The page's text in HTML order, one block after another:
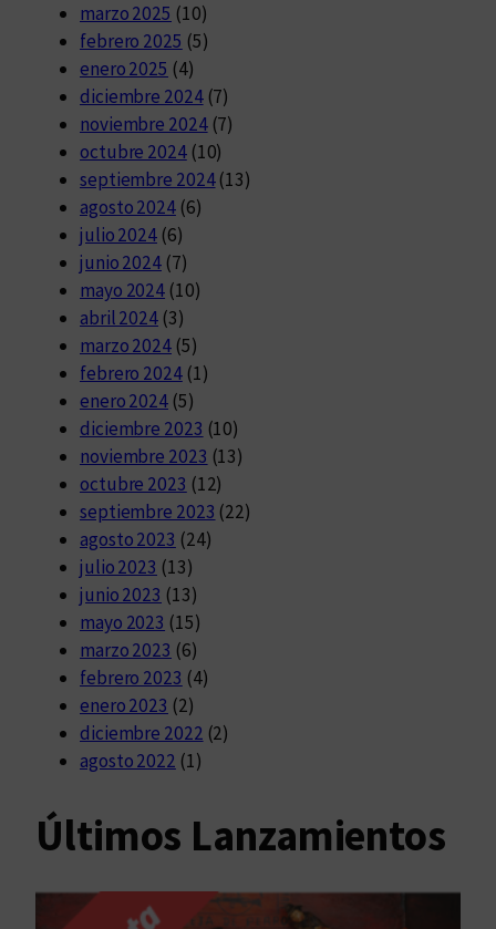
marzo 2025 (10)
febrero 2025 (5)
enero 2025 (4)
diciembre 2024(7)
noviembre 2024(7)
octubre 2024(10)
septiembre 2024(13)
agosto 2024(6)
julio 2024 (6)
junio 2024 (7)
mayo 2024 (10)
abril 2024 (3)
marzo 2024 (5)
febrero 2024(1)
enero 2024 (5)
diciembre 2023 (10)
noviembre 2023 (13)
octubre 2023 (12)
septiembre 2023 (22)
agosto 2023 (24)
julio 2023 (13)
junio 2023 (13)
mayo 2023 (15)
marzo 2023 (6)
febrero 2023 (4)
enero 2023 (2)
diciembre 2022 (2)
agosto 2022 (1)
Últimos Lanzamientos